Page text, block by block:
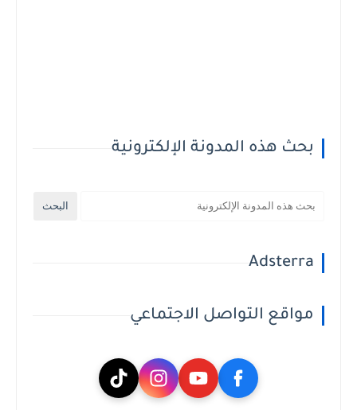
بحث هذه المدونة الإلكترونية
Adsterra
مواقع التواصل الاجتماعي